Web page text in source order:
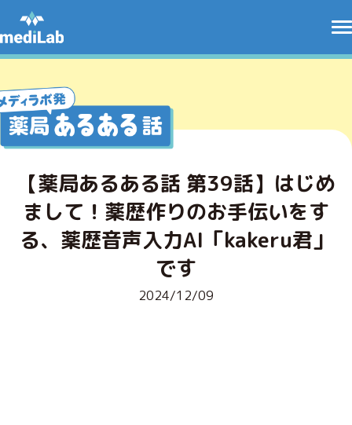
【薬局あるある話 第39話】はじめ
まして！薬歴作りのお手伝いをす
る、薬歴音声入力AI「kakeru君」
です
2024/12/09